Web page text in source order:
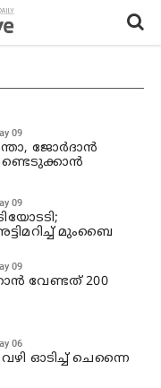
09
ജോർദാൻ
09
മുംബൈ
09
വേണ്ടത് 200
06
ഓടിച്ച് ചെന്നൈ